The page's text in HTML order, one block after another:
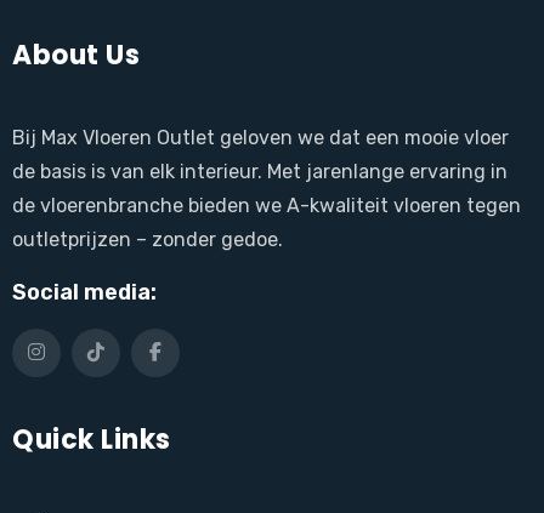
About Us
Bij Max Vloeren Outlet geloven we dat een mooie vloer
de basis is van elk interieur. Met jarenlange ervaring in
de vloerenbranche bieden we A-kwaliteit vloeren tegen
outletprijzen – zonder gedoe.
Social media:
Quick Links